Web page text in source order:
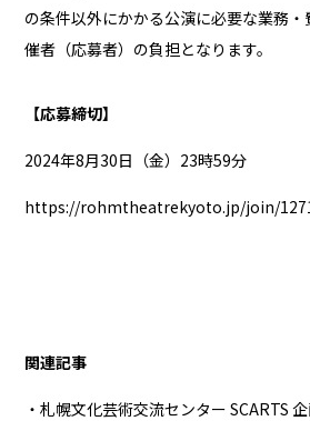
の条件以外にかかる公演に必要な業務・
催者（応募者）の負担となります。
【応募締切】
2024年8月30日（金）23時59分
https://rohmtheatrekyoto.jp/join/
関連記事
・札幌文化芸術交流センター SCARTS